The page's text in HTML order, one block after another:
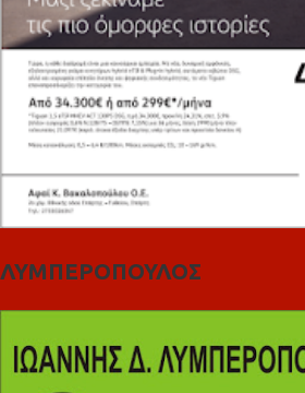
ΛΥΜΠΕΡΟΠΟΥΛΟΣ